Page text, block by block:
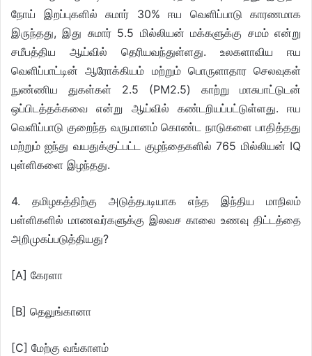
நோய் இறப்புகளில் சுமார் 30% ஈய வெளிப்பாடு காரணமாக
இருந்தது, இது சுமார் 5.5 மில்லியன் மக்களுக்கு சமம் என்று
சமீபத்திய ஆய்வில் தெரியவந்துள்ளது. உலகளாவிய ஈய
வெளிப்பாட்டின் ஆரோக்கியம் மற்றும் பொருளாதார செலவுகள்
நுண்ணிய துகள்கள் 2.5 (PM2.5) காற்று மாசுபாட்டுடன்
ஒப்பிடத்தக்கவை என்று ஆய்வில் கண்டறியப்பட்டுள்ளது. ஈய
வெளிப்பாடு குறைந்த வருமானம் கொண்ட நாடுகளை பாதித்தது
மற்றும் ஐந்து வயதுக்குட்பட்ட குழந்தைகளில் 765 மில்லியன் IQ
புள்ளிகளை இழந்தது.
4. தமிழகத்திற்கு அடுத்தபடியாக எந்த இந்திய மாநிலம்
பள்ளிகளில் மாணவர்களுக்கு இலவச காலை உணவு திட்டத்தை
அறிமுகப்படுத்தியது?
[A] கேரளா
[B] தெலுங்கானா
[C] மேற்கு வங்காளம்